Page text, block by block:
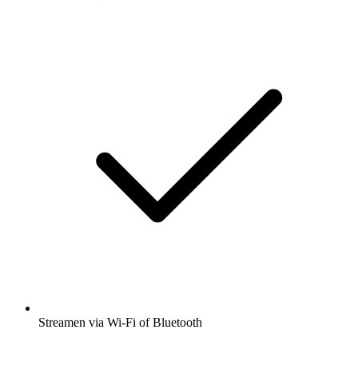
Streamen via Wi-Fi of Bluetooth